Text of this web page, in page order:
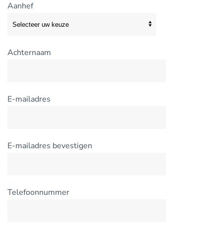
Aanhef
Achternaam
E-mailadres
E-mailadres bevestigen
Telefoonnummer